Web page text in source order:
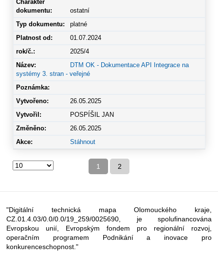
ostatní
platné
01.07.2024
2025/4
DTM OK - Dokumentace API Integrace na
systémy 3. stran - veřejné
26.05.2025
POSPÍŠIL JAN
26.05.2025
Stáhnout
1 2
"Digitální technická mapa Olomouckého kraje,
CZ.01.4.03/0.0/0.0/19_259/0025690, je spolufinancována
Evropskou unií, Evropským fondem pro regionální rozvoj,
operačním programem Podnikání a inovace pro
konkurenceschopnost."